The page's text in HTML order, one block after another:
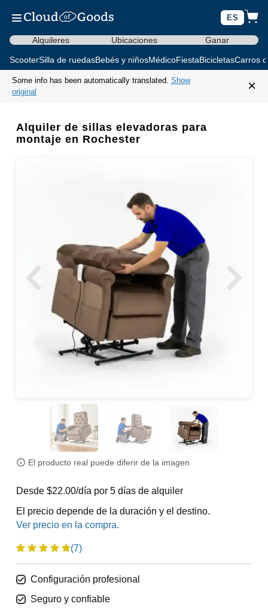
ES
Alquileres Ubicaciones Ganar
ScooterSilla de ruedasBebés y niñosMédicoFiestaBicicletasCarros
Some info has been automatically translated. Show
original
×
Alquiler de sillas elevadoras para
montaje en Rochester
El producto real puede diferir de la imagen
Desde $22.00/día por 5 días de alquiler
El precio depende de la duración y el destino.
(7)
Configuración profesional
Seguro y confiable